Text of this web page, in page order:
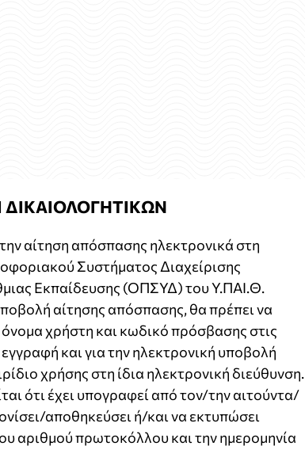
αίτηση απόσπασης ηλεκτρονικά στη
Συστήματος Διαχείρισης
Εκπαίδευσης (ΟΠΣΥΔ) του Υ.ΠΑΙ.Θ.
αίτησης απόσπασης, θα πρέπει να
χρήστη και κωδικό πρόσβασης στις
και για την ηλεκτρονική υποβολή
χρήσης στη ίδια ηλεκτρονική διεύθυνση.
ότι έχει υπογραφεί από τον/την αιτούντα/
αποθηκεύσει ή/και να εκτυπώσει
αριθμού πρωτοκόλλου και την ημερομηνία